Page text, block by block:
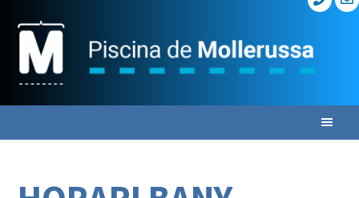
primary
navigation
content
primary
sidebar